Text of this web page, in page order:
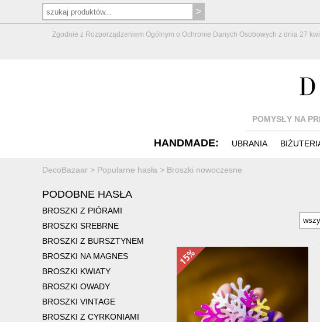
Zgodnie z Rozporządzeniem Ogólnym o Ochronie Danych Osobowych z dnia 27
POMYSŁY NA
HANDMADE: UBRANIA
DecoBazaar > Popularne hasła > Broszki nowoczesne
PODOBNE HASŁA
BROSZKI Z PIÓRAMI
BROSZKI SREBRNE
BROSZKI Z BURSZTYNEM
BROSZKI NA MAGNES
BROSZKI KWIATY
BROSZKI OWADY
BROSZKI VINTAGE
BROSZKI Z CYRKONIAMI